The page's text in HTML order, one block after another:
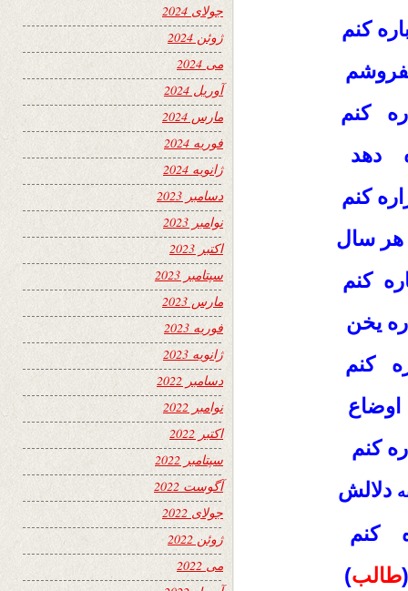
کنم
کنم
دهد
کنم
هر سال
کنم
یخن
کنم
کنم
دلالش
کنم
طالب)
جولای 2024
ژوئن 2024
می 2024
آوریل 2024
مارس 2024
فوریه 2024
ژانویه 2024
دسامبر 2023
نوامبر 2023
اکتبر 2023
سپتامبر 2023
مارس 2023
فوریه 2023
ژانویه 2023
دسامبر 2022
نوامبر 2022
اکتبر 2022
سپتامبر 2022
آگوست 2022
جولای 2022
ژوئن 2022
می 2022